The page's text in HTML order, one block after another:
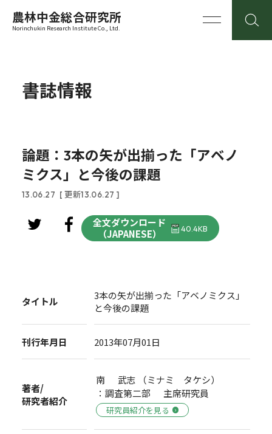
農林中金総合研究所
Norinchukin Research Institute Co., Ltd.
書誌情報
論題：3本の矢が出揃った「アベノ
ミクス」と今後の課題
13.06.27 [ 更新13.06.27 ]
全文ダウンロード
（JAPANESE）
40.4KB
タイトル
3本の矢が出揃った「アベノミクス」
と今後の課題
刊行年月日 2013年07月01日
著者/
研究者紹介
南 武志 （ミナミ タケシ）
：調査第二部 主席研究員
研究員紹介を見る